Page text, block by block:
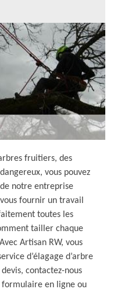
fruitiers, des
vous pouvez
notre entreprise
fournir un travail
toutes les
tailler chaque
Artisan RW, vous
d’élagage d’arbre
contactez-nous
formulaire en ligne ou